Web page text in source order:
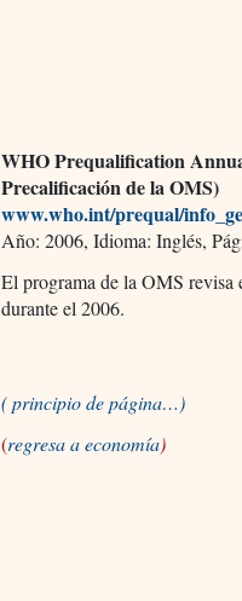
WHO Prequalification
Precalificación de la OMS)
www.who.int/prequal/
Año: 2006, Idioma: Inglés,
El programa de la OMS revisa
durante el 2006.
( principio de página…)
(regresa a economía)